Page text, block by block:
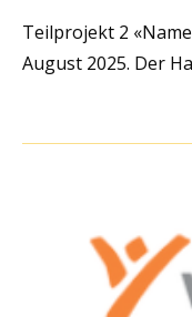
Teilprojekt 2
August 2025. Der